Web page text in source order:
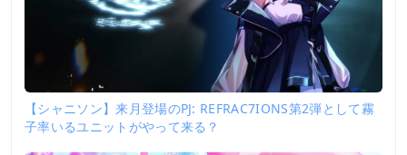
【シャニソン】来月登場のPJ: REFRAC7IONS第2弾として霧
子率いるユニットがやって来る？